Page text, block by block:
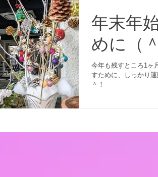
年末年
めに（
今年も残すところ1ヶ
すために、しっかり
＾！